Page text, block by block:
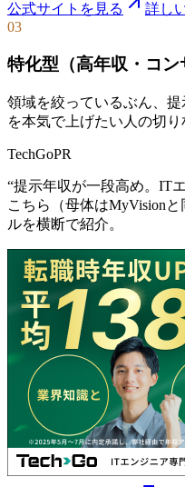
公式サイトを見る
詳し
03
特化型（高年収・コン
領域を絞っているぶん、
を本気で上げたい人の切り
TechGoPR
“提示年収が一段高め。IT
こちら（母体はMyVision
ルを横断で紹介。